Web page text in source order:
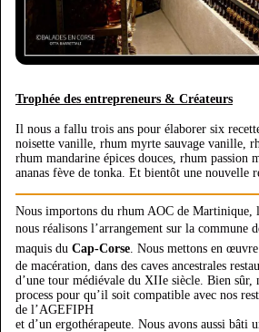
Trophée des entrepreneurs & Créateurs
Il nous a fallu trois ans pour élaborer six
noisette vanille, rhum myrte sauvage vanille,
rhum mandarine épices douces, rhum passion
ananas fève de tonka. Et bientôt une nouvelle
Nous importons du rhum AOC de Martinique,
nous réalisons l’arrangement sur la commune
maquis du Cap-Corse . Nous mettons en
de macération, dans des caves ancestrales
d’une tour médiévale du XIIe siècle. Bien sûr,
process pour qu’il soit compatible avec nos
de l’AGEFIPH
et d’un ergothérapeute. Nous avons aussi bâti